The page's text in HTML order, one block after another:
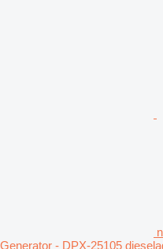
Generator - DPX-25105